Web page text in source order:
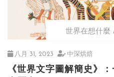
關於我們
世界在想什麼
八月 31, 2023 中深烘焙
《世界文字圖解簡史》